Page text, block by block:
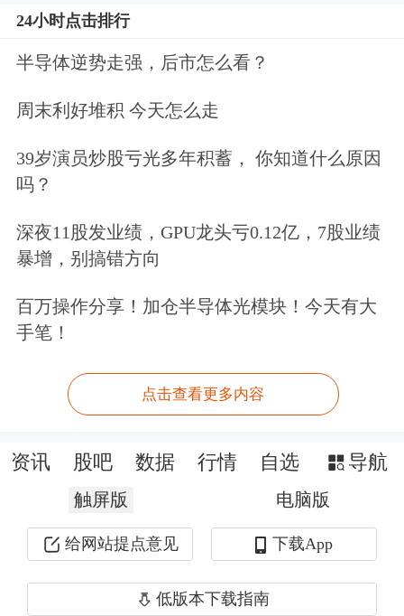
合5.60%；人保寿险-福寿年年稳健型账
户4.8%(2021年5%)，进取型账户5.1%
户4.00%(2021年4.50%)，B账户5.10%
(2021年5.35%)。
产品皆已纳入个人养老金产品投资范
商业养老保险纳入该范围。
此外，其他专属商业养老保险2022年的
结算收益率分别为：太保人寿-太保易
生福稳健A账户4.3%(2021年4.8%)，进
取A账户4.8%(2021年5.3%)；稳健B账
户4.5%(2021年5.0%)，进取B账户5.0%
(2021年5.5%)。同时，新华养老-盈佳人
生稳健回报型和积极进取型投资组合去
24小时点击排行
半导体逆势走强，后市怎么看？
周末利好堆积 今天怎么走
39岁演员炒股亏光多年积蓄， 你知道什么原因
吗？
深夜11股发业绩，GPU龙头亏0.12亿，7股业绩
暴增，别搞错方向
百万操作分享！加仓半导体光模块！今天有大
手笔！
点击查看更多内容
资讯 股吧 数据 行情 自选 导航
触屏版 电脑版
给网站提点意见 下载App
低版本下载指南